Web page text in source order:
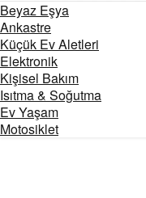
Beyaz Eşya
Ankastre
Küçük Ev Aletleri
Elektronik
Kişisel Bakım
Isıtma & Soğutma
Ev Yaşam
Motosiklet